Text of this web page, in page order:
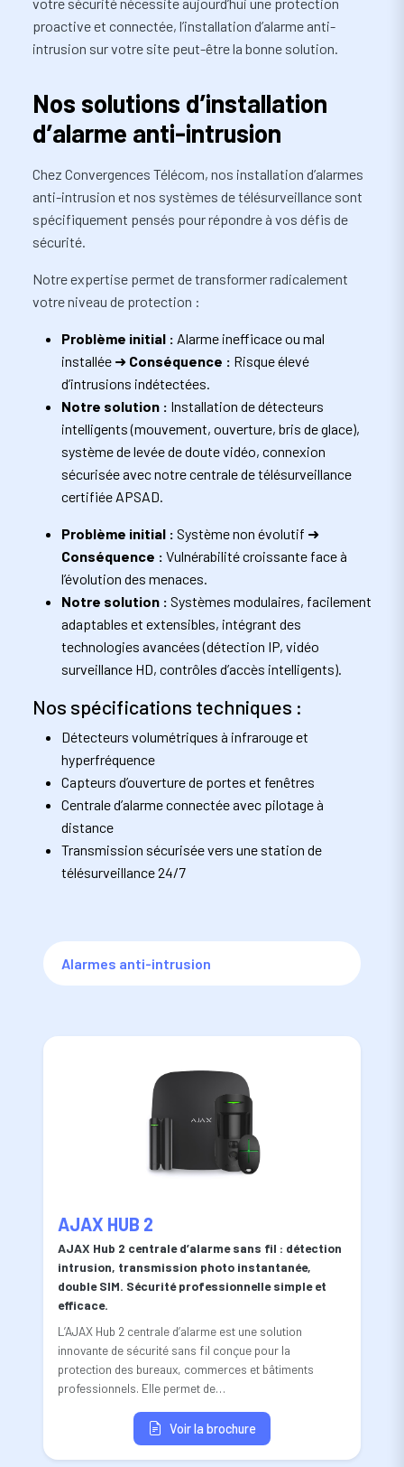
proactive et connectée, l’installation d’alarme anti-
intrusion sur votre site peut-être la bonne solution.
Nos solutions d’installation
d’alarme anti-intrusion
Chez Convergences Télécom, nos installation d’alarmes
anti-intrusion et nos systèmes de télésurveillance sont
spécifiquement pensés pour répondre à vos défis de
sécurité.
Notre expertise permet de transformer radicalement
votre niveau de protection :
Problème initial : Alarme inefficace ou mal
installée ➜ Conséquence : Risque élevé
d’intrusions indétectées.
Notre solution : Installation de détecteurs
intelligents (mouvement, ouverture, bris de glace),
système de levée de doute vidéo, connexion
sécurisée avec notre centrale de télésurveillance
certifiée APSAD.
Problème initial : Système non évolutif ➜
Conséquence : Vulnérabilité croissante face à
l’évolution des menaces.
Notre solution : Systèmes modulaires, facilement
adaptables et extensibles, intégrant des
technologies avancées (détection IP, vidéo
surveillance HD, contrôles d’accès intelligents).
Nos spécifications techniques :
Détecteurs volumétriques à infrarouge et
hyperfréquence
Capteurs d’ouverture de portes et fenêtres
Centrale d’alarme connectée avec pilotage à
distance
Transmission sécurisée vers une station de
télésurveillance 24/7
Alarmes anti-intrusion
AJAX HUB 2
AJAX Hub 2 centrale d’alarme sans fil : détection
intrusion, transmission photo instantanée,
double SIM. Sécurité professionnelle simple et
efficace.
L’AJAX Hub 2 centrale d’alarme est une solution
innovante de sécurité sans fil conçue pour la
protection des bureaux, commerces et bâtiments
professionnels. Elle permet de…
Voir la brochure